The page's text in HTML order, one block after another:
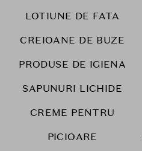
LOTIUNE DE FATA
CREIOANE DE BUZE
PRODUSE DE IGIENA
SAPUNURI LICHIDE
CREME PENTRU
PICIOARE